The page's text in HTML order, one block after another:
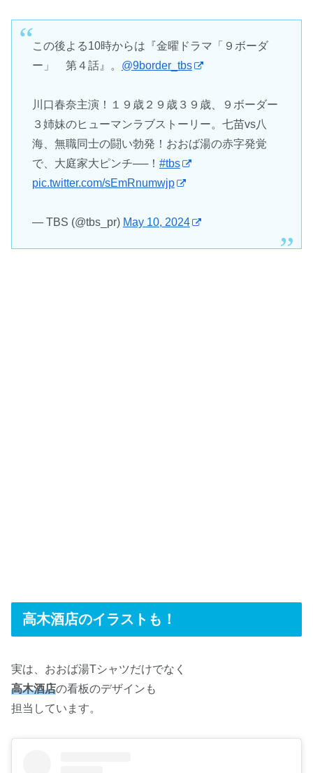
この後よる10時からは『金曜ドラマ「９ボーダ
ー」 第４話』。 @9border_tbs
川口春奈主演！１９歳２９歳３９歳、９ボーダー
３姉妹のヒューマンラブストーリー。七苗vs八
海、無職同士の闘い勃発！おおば湯の赤字発覚
で、大庭家大ピンチ──！ #tbs
pic.twitter.com/sEmRnumwjp
— TBS (@tbs_pr) May 10, 2024
高木酒店のイラストも！
実は、おおば湯Tシャツだけでなく
高木酒店の看板のデザインも
担当しています。